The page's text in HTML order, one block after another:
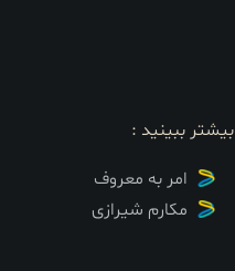
بیشتر ببینید :
امر به معروف
مکارم شیرازی